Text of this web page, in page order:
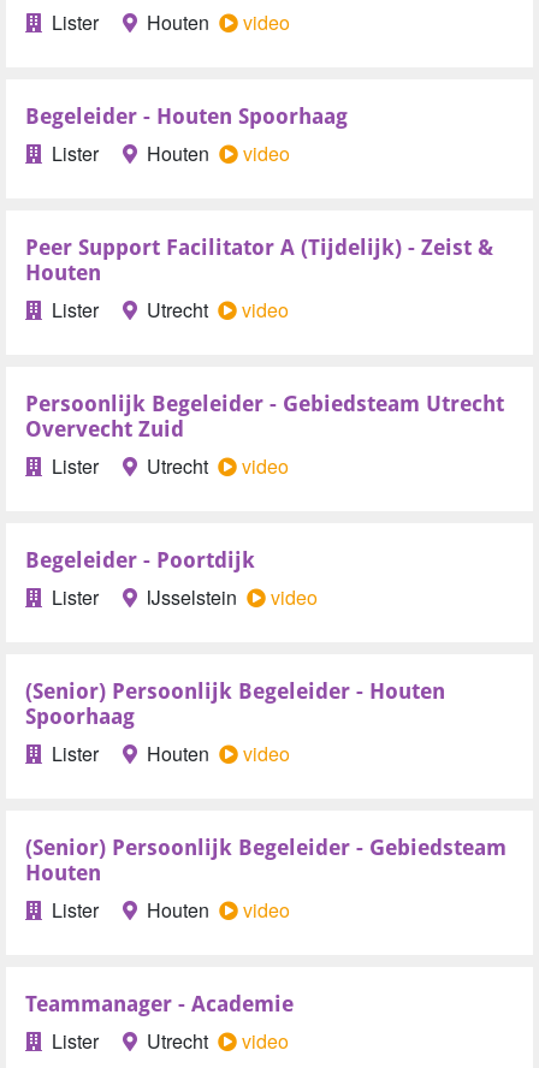
Lister Houten video
Begeleider - Houten Spoorhaag
Lister Houten video
Peer Support Facilitator A (Tijdelijk) - Zeist &
Houten
Lister Utrecht video
Persoonlijk Begeleider - Gebiedsteam Utrecht
Overvecht Zuid
Lister Utrecht video
Begeleider - Poortdijk
Lister IJsselstein video
(Senior) Persoonlijk Begeleider - Houten
Spoorhaag
Lister Houten video
(Senior) Persoonlijk Begeleider - Gebiedsteam
Houten
Lister Houten video
Teammanager - Academie
Lister Utrecht video